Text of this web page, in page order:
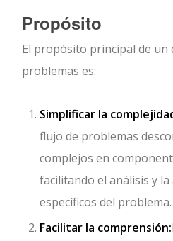
Propósito
El propósito principal de un
problemas es:
Simplificar la
flujo de problemas
complejos en
facilitando el análisis y
específicos del problema.
Facilitar la comprensión: